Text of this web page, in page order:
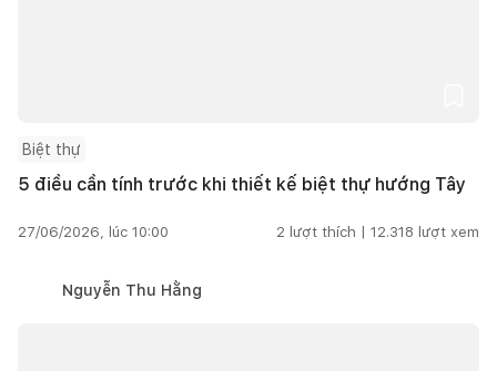
Biệt thự
5 điều cần tính trước khi thiết kế biệt thự hướng Tây
27/06/2026, lúc 10:00 2 lượt thích | 12.318 lượt xem
Nguyễn Thu Hằng